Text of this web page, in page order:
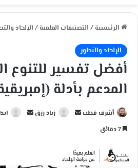
الرئيسية / التصنيفات العلمية / الإلحاد
الإلحاد والتطور
أفضل تفسير للتنوع
المدعم بأدلة
أشرف قطب
ل
ب
زياد رزق